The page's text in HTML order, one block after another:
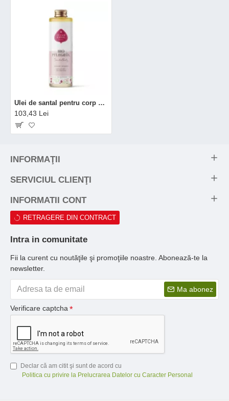
Ulei de santal pentru corp si par bio (100 ml), Eliah Sahil
103,43 Lei
INFORMAŢII
SERVICIUL CLIENŢI
INFORMATII CONT
RETRAGERE DIN CONTRACT
Intra in comunitate
Fii la curent cu noutăţile şi promoţiile noastre. Abonează-te la
newsletter.
Ma abonez
Verificare captcha
Declar că am citit şi sunt de acord cu
Politica cu privire la Prelucrarea Datelor cu Caracter Personal